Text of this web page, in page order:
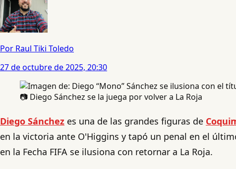
Por Raul Tiki Toledo
27 de octubre de 2025, 20:30
📷 Diego Sánchez se la juega por volver a La Roja
Diego Sánchez es una de las grandes figuras de
en la victoria ante O'Higgins y tapó un penal en el
en la Fecha FIFA se ilusiona con retornar a La Roja.